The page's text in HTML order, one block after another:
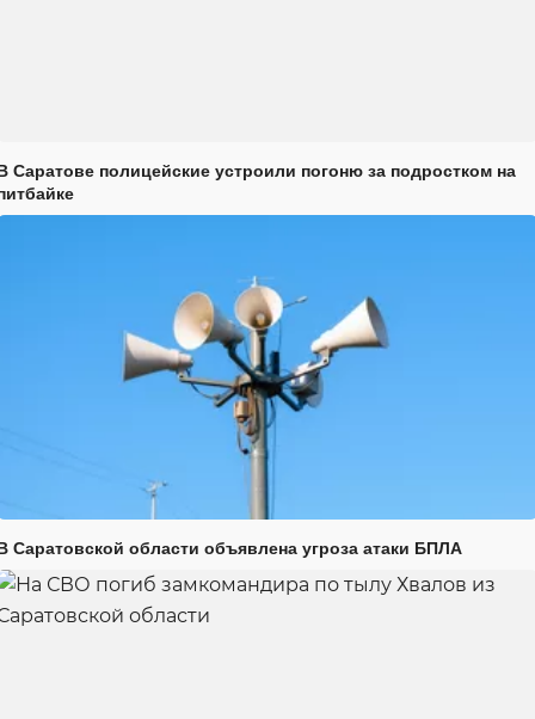
Саратове полицейские устроили погоню за подростком на
Саратовской области объявлена угроза атаки БПЛА